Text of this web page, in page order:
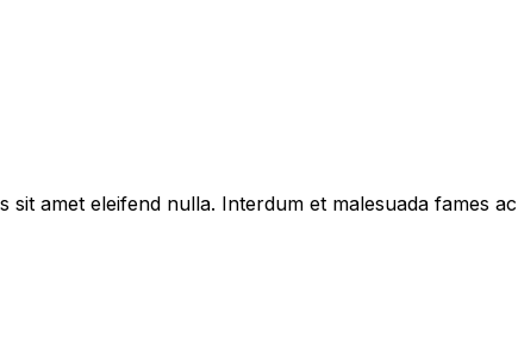
amet eleifend nulla. Interdum et malesuada fames